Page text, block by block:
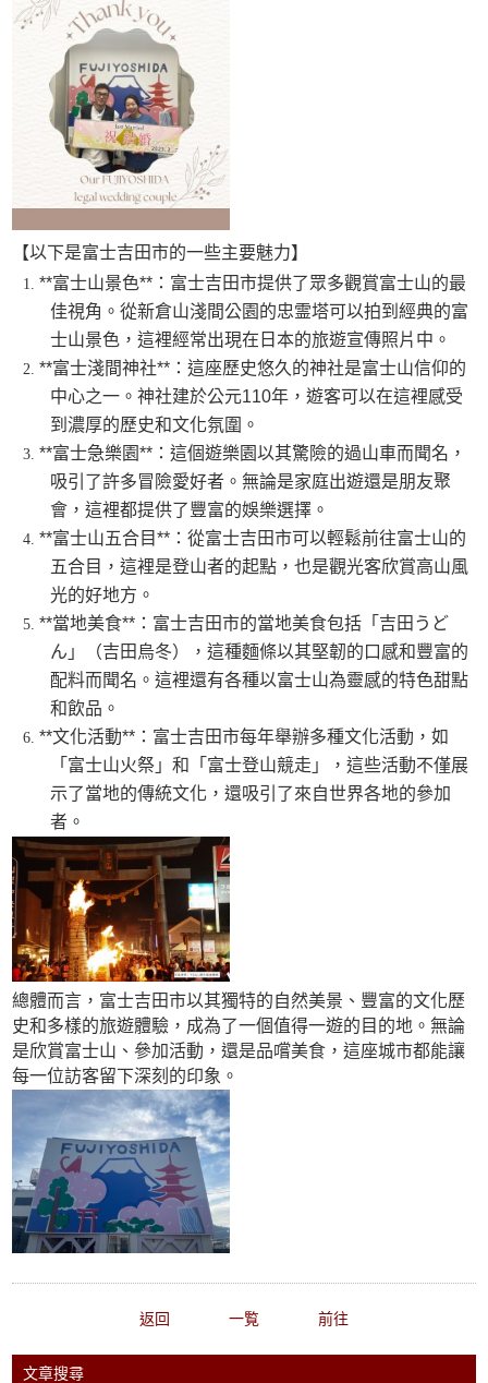
【以下是富士吉田市的一些主要魅力】
**富士山景色**：富士吉田市提供了眾多觀賞富士山的最
佳視角。從新倉山淺間公園的忠霊塔可以拍到經典的富
士山景色，這裡經常出現在日本的旅遊宣傳照片中。
**富士淺間神社**：這座歷史悠久的神社是富士山信仰的
中心之一。神社建於公元110年，遊客可以在這裡感受
到濃厚的歷史和文化氛圍。
**富士急樂園**：這個遊樂園以其驚險的過山車而聞名，
吸引了許多冒險愛好者。無論是家庭出遊還是朋友聚
會，這裡都提供了豐富的娛樂選擇。
**富士山五合目**：從富士吉田市可以輕鬆前往富士山的
五合目，這裡是登山者的起點，也是觀光客欣賞高山風
光的好地方。
**當地美食**：富士吉田市的當地美食包括「吉田うど
ん」（吉田烏冬），這種麵條以其堅韌的口感和豐富的
配料而聞名。這裡還有各種以富士山為靈感的特色甜點
和飲品。
**文化活動**：富士吉田市每年舉辦多種文化活動，如
「富士山火祭」和「富士登山競走」，這些活動不僅展
示了當地的傳統文化，還吸引了來自世界各地的參加
者。
總體而言，富士吉田市以其獨特的自然美景、豐富的文化歷
史和多樣的旅遊體驗，成為了一個值得一遊的目的地。無論
是欣賞富士山、參加活動，還是品嚐美食，這座城市都能讓
每一位訪客留下深刻的印象。
返回 一覧 前往
文章搜尋